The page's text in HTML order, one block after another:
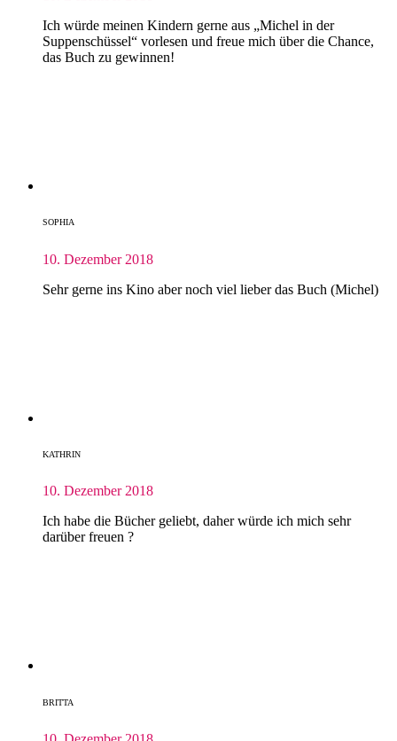
Ich würde meinen Kindern gerne aus „Michel in der
Suppenschüssel“ vorlesen und freue mich über die Chance,
das Buch zu gewinnen!
SOPHIA
10. Dezember 2018
Sehr gerne ins Kino aber noch viel lieber das Buch (Michel)
KATHRIN
10. Dezember 2018
Ich habe die Bücher geliebt, daher würde ich mich sehr
darüber freuen ?
BRITTA